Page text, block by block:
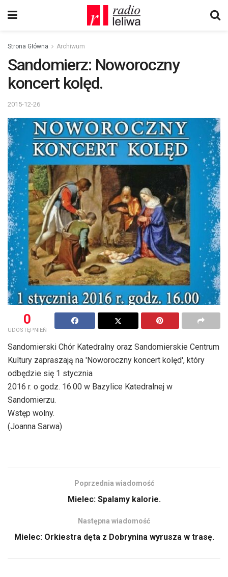
Strona Główna Archiwum
Sandomierz: Noworoczny
koncert kolęd.
2015-12-26
0
UDOSTĘPNIEŃ
Sandomierski Chór Katedralny oraz Sandomierskie Centrum
Kultury zapraszają na 'Noworoczny koncert kolęd', który
odbędzie się 1 stycznia
2016 r. o godz. 16.00 w Bazylice Katedralnej w
Sandomierzu.
Wstęp wolny.
(Joanna Sarwa)
Poprzednia wiadomość
Mielec: Spalamy kalorie.
Następna wiadomość
Mielec: Orkiestra dęta z Dobrynina wyrusza w trasę.